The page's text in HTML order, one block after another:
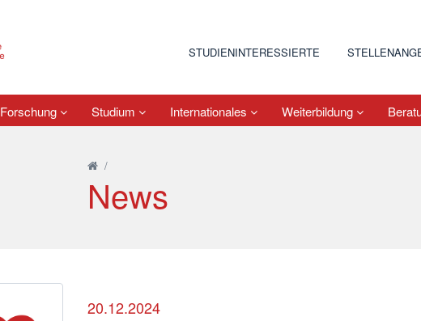
STUDIENINTERESSIERTE
Forschung Studium Internationales Weiterbildung
/
News
20.12.2024